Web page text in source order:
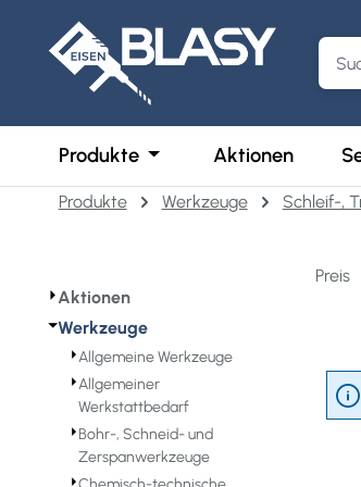
Hauptinhalt springen
Zur Suche springen
Zur Hauptnavigation springen
Produkte Öffne oder Schließe das
Aktionen
Produkte Werkzeuge Schleif-,
⏵Aktionen
⏷Werkzeuge
⏵Allgemeine Werkzeuge
⏵Allgemeiner
Werkstattbedarf
⏵Bohr-, Schneid- und
Zerspanwerkzeuge
⏵
Preis